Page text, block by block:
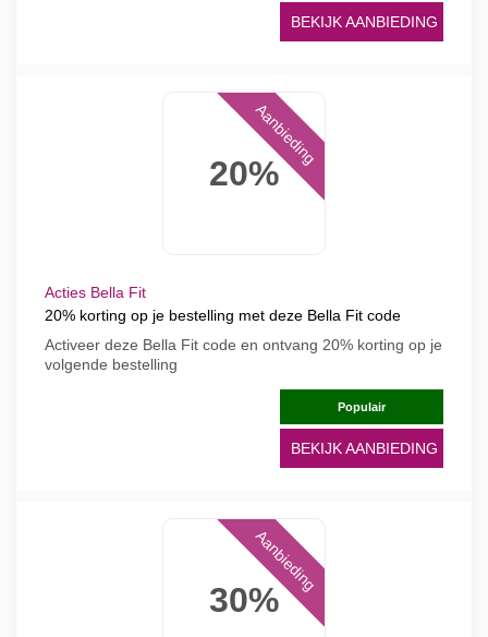
BEKIJK AANBIEDING
20%
Aanbieding
Acties Bella Fit
20% korting op je bestelling met deze Bella Fit code
Activeer deze Bella Fit code en ontvang 20% korting op je
volgende bestelling
Populair
BEKIJK AANBIEDING
30%
Aanbieding